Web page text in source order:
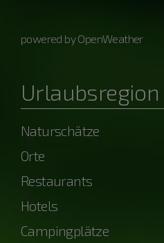
powered by OpenWeather
Urlaubsregion
Naturschätze
Orte
Restaurants
Hotels
Campingplätze